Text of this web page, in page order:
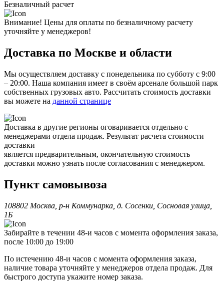
Безналичный расчет
Внимание! Цены для оплаты по безналичному расчету
уточняйте у менеджеров!
Доставка по Москве и области
Мы осуществляем доставку с понедельника по субботу с 9:00
– 20:00. Наша компания имеет в своём арсенале большой парк
собственных грузовых авто. Рассчитать стоимость доставки
вы можете на данной странице
Доставка в другие регионы оговаривается отдельно с
менеджерами отдела продаж. Результат расчета стоимости
доставки
является предварительным, окончательную стоимость
доставки можно узнать после согласования с менеджером.
Пункт самовывоза
108802 Москва, р-н Коммунарка, д. Сосенки, Сосновая улица,
1Б
Забирайте в течении 48-и часов с момента оформления заказа,
после 10:00 до 19:00
По истечению 48-и часов с момента оформления заказа,
наличие товара уточняйте у менеджеров отдела продаж. Для
быстрого доступа укажите номер заказа.